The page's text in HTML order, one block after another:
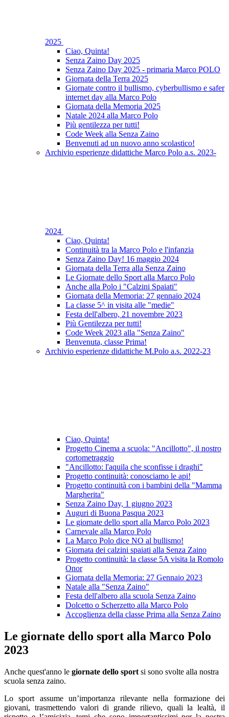
2025
Ciao, Quinta!
Senza Zaino Day 2025
Senza Zaino Day 2025 - primaria Marco POLO
Giornata della Terra 2025
Giornate contro il bullismo, cyberbullismo e safer
internet day alla Marco Polo
Giornata della Memoria 2025
Natale 2024 alla Marco Polo
Più gentilezza per tutti!
Code Week alla Senza Zaino
Benvenuti ad un nuovo anno scolastico!
Archivio esperienze didattiche Marco Polo a.s. 2023-
2024
Ciao, Quinta!
Continuità tra la Marco Polo e l'infanzia
Senza Zaino Day! 16 maggio 2024
Giornata della Terra alla Senza Zaino
Le Giornate dello Sport alla Marco Polo
Anche alla Polo i "Calzini Spaiati"
Giornata della Memoria: 27 gennaio 2024
La classe 5^ in visita alle "medie"
Festa dell'albero, 21 novembre 2023
Più Gentilezza per tutti!
Code Week 2023 alla "Senza Zaino"
Benvenuta, classe Prima!
Archivio esperienze didattiche M.Polo a.s. 2022-23
Ciao, Quinta!
Progetto Cinema a scuola: "Ancillotto", il nostro
cortometraggio
"Ancillotto: l'aquila che sconfisse i draghi"
Progetto continuità: conosciamo le api!
Progetto continuità con i bambini della "Mamma
Margherita"
Senza Zaino Day, 1 giugno 2023
Auguri di Buona Pasqua 2023
Le giornate dello sport alla Marco Polo 2023
Carnevale alla Marco Polo
La Marco Polo dice NO al bullismo!
Giornata dei calzini spaiati alla Senza Zaino
Progetto continuità: la classe 5A visita la Romolo
Onor
Giornata della Memoria: 27 Gennaio 2023
Natale alla "Senza Zaino"
Festa dell'albero alla scuola Senza Zaino
Dolcetto o Scherzetto alla Marco Polo
Accoglienza della classe Prima alla Senza Zaino
Le giornate dello sport alla Marco Polo
2023
Anche quest'anno le giornate dello sport si sono svolte alla nostra
scuola senza zaino.
Lo sport assume un’importanza rilevante nella formazione dei
giovani, trasmettendo valori di grande rilievo, quali la lealtà, il